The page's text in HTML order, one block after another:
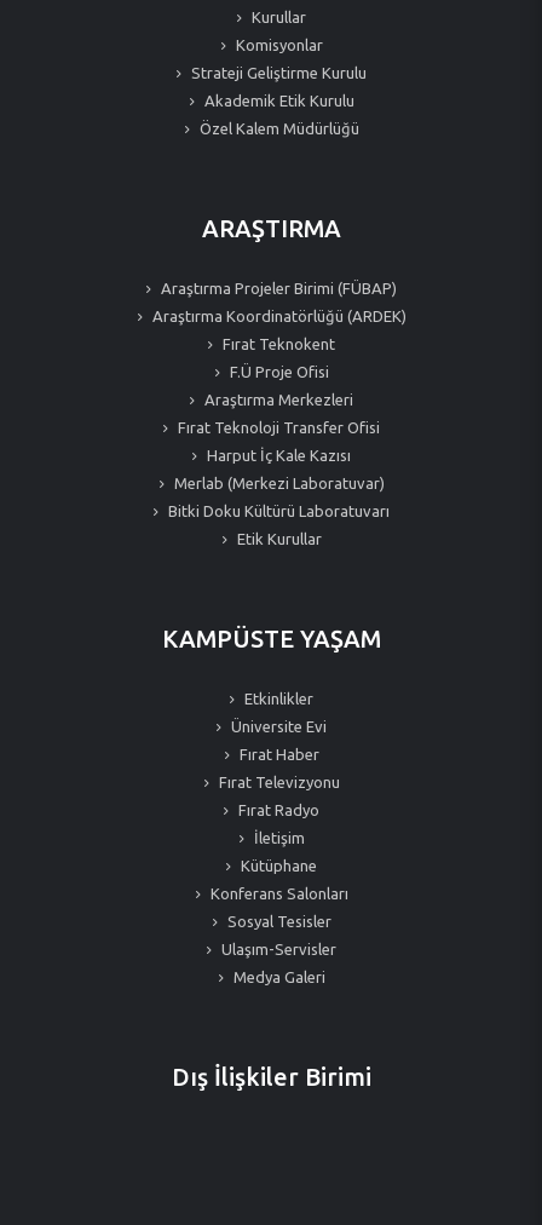
Kurullar
Komisyonlar
Strateji Geliştirme Kurulu
Akademik Etik Kurulu
Özel Kalem Müdürlüğü
ARAŞTIRMA
Araştırma Projeler Birimi (FÜBAP)
Araştırma Koordinatörlüğü (ARDEK)
Fırat Teknokent
F.Ü Proje Ofisi
Araştırma Merkezleri
Fırat Teknoloji Transfer Ofisi
Harput İç Kale Kazısı
Merlab (Merkezi Laboratuvar)
Bitki Doku Kültürü Laboratuvarı
Etik Kurullar
KAMPÜSTE YAŞAM
Etkinlikler
Üniversite Evi
Fırat Haber
Fırat Televizyonu
Fırat Radyo
İletişim
Kütüphane
Konferans Salonları
Sosyal Tesisler
Ulaşım-Servisler
Medya Galeri
Dış İlişkiler Birimi